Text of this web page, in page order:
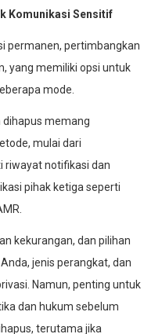
Komunikasi Sensitif
permanen, pertimbangkan
yang memiliki opsi untuk
mode.
dihapus memang
mulai dari
notifikasi dan
pihak ketiga seperti
kekurangan, dan pilihan
jenis perangkat, dan
Namun, penting untuk
dan hukum sebelum
terutama jika